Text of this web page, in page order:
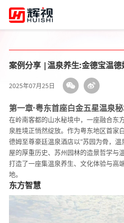
案例分享 |温泉养生:金德宝温
2025年07月25日
第一章·粤东首座白金五星温泉
在岭南客都的山水秘境中，一座融合东
泉胜境正悄然绽放。作为粤东地区首家
德姆至尊豪廷温泉酒店以"苏园为骨，
屋的厚重历史、苏州园林的造景哲学与
打造了一座集温泉养生、文化体验与高
地。
东方智慧